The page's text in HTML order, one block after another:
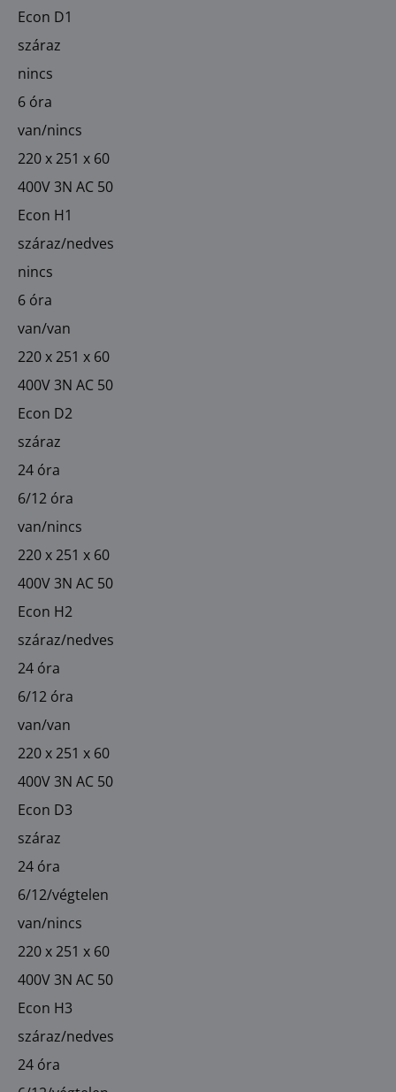
Econ D1
száraz
nincs
6 óra
van/nincs
220 x 251 x 60
400V 3N AC 50
Econ H1
száraz/nedves
nincs
6 óra
van/van
220 x 251 x 60
400V 3N AC 50
Econ D2
száraz
24 óra
6/12 óra
van/nincs
220 x 251 x 60
400V 3N AC 50
Econ H2
száraz/nedves
24 óra
6/12 óra
van/van
220 x 251 x 60
400V 3N AC 50
Econ D3
száraz
24 óra
6/12/végtelen
van/nincs
220 x 251 x 60
400V 3N AC 50
Econ H3
száraz/nedves
24 óra